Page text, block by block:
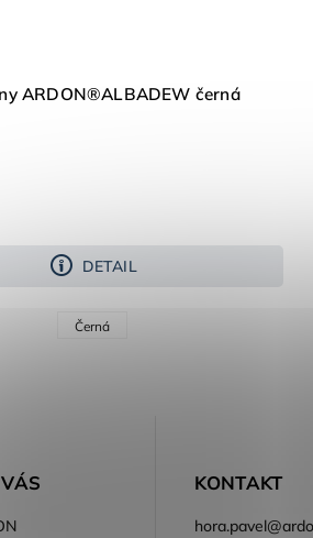
ARDON®ALBADEW černá
DETAIL
Černá
KONTAKT
hora.pavel@